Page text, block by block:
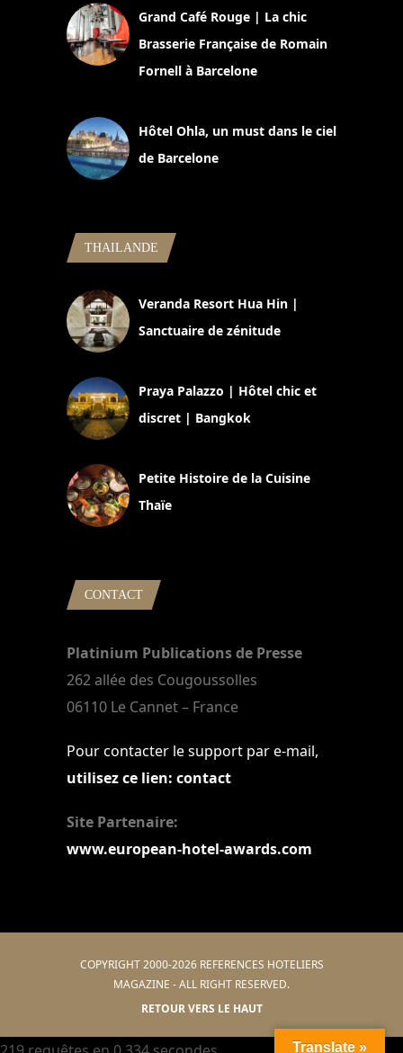
Grand Café Rouge | La chic
Brasserie Française de Romain
Fornell à Barcelone
Hôtel Ohla, un must dans le ciel
de Barcelone
THAILANDE
Veranda Resort Hua Hin |
Sanctuaire de zénitude
Praya Palazzo | Hôtel chic et
discret | Bangkok
Petite Histoire de la Cuisine
Thaïe
CONTACT
Platinium Publications de Presse
262 allée des Cougoussolles
06110 Le Cannet – France
Pour contacter le support par e-mail,
utilisez ce lien: contact
Site Partenaire:
www.european-hotel-awards.com
COPYRIGHT 2000-2026 REFERENCES HOTELIERS
MAGAZINE - ALL RIGHT RESERVED.
RETOUR VERS LE HAUT
Translate »